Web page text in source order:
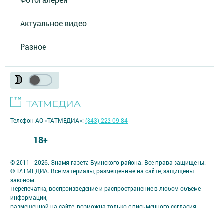
Актуальное видео
Разное
© 2011 - 2026. Знамя газета Буинского района. Все права защищены.
© ТАТМЕДИА. Все материалы, размещенные на сайте, защищены
законом.
Перепечатка, воспроизведение и распространение в любом объеме
информации,
размещенной на сайте, возможна только с письменного согласия
Телефон АО «ТАТМЕДИА»:(843) 222 09 84
18+